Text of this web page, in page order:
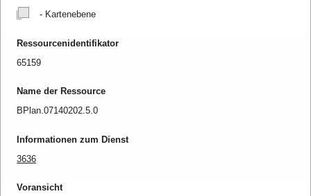
- Kartenebene
Ressourcenidentifikator
65159
Name der Ressource
BPlan.07140202.5.0
Informationen zum Dienst
3636
Voransicht